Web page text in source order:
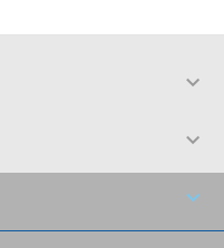


